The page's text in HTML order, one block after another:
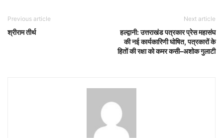
Previous article
श्रीराम तीर्थ
Next article
हल्द्वानी: उत्तराखंड पत्रकार प्रेस महासंघ
की नई कार्यकारिणी घोषित, पत्रकारों के
हितों की रक्षा को कमर कसी–अशोक गुलाटी